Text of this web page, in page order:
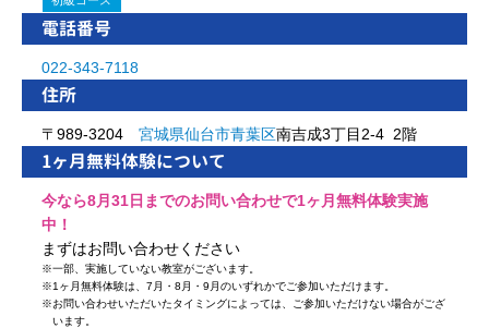
電話番号
022-343-7118
住所
〒989-3204 宮城県仙台市青葉区南吉成3丁目2-4 2階
1ヶ月無料体験について
今なら8月31日までのお問い合わせで1ヶ月無料体験実施
中！
まずはお問い合わせください
※一部、実施していない教室がございます。
※1ヶ月無料体験は、7月・8月・9月のいずれかでご参加いただけます。
※お問い合わせいただいたタイミングによっては、ご参加いただけない場合がござ
います。